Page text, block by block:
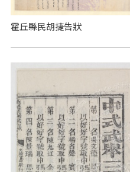
霍丘縣民胡捷告狀